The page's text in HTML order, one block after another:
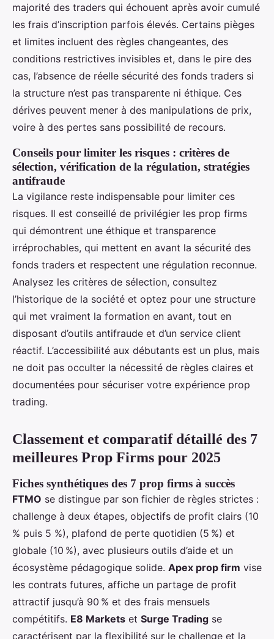
majorité des traders qui échouent après avoir cumulé
les frais d’inscription parfois élevés. Certains pièges
et limites incluent des règles changeantes, des
conditions restrictives invisibles et, dans le pire des
cas, l’absence de réelle sécurité des fonds traders si
la structure n’est pas transparente ni éthique. Ces
dérives peuvent mener à des manipulations de prix,
voire à des pertes sans possibilité de recours.
Conseils pour limiter les risques : critères de
sélection, vérification de la régulation, stratégies
antifraude
La vigilance reste indispensable pour limiter ces
risques. Il est conseillé de privilégier les prop firms
qui démontrent une éthique et transparence
irréprochables, qui mettent en avant la sécurité des
fonds traders et respectent une régulation reconnue.
Analysez les critères de sélection, consultez
l’historique de la société et optez pour une structure
qui met vraiment la formation en avant, tout en
disposant d’outils antifraude et d’un service client
réactif. L’accessibilité aux débutants est un plus, mais
ne doit pas occulter la nécessité de règles claires et
documentées pour sécuriser votre expérience prop
trading.
Classement et comparatif détaillé des 7
meilleures Prop Firms pour 2025
Fiches synthétiques des 7 prop firms à succès
FTMO se distingue par son fichier de règles strictes :
challenge à deux étapes, objectifs de profit clairs (10
% puis 5 %), plafond de perte quotidien (5 %) et
globale (10 %), avec plusieurs outils d’aide et un
écosystème pédagogique solide. Apex prop firm vise
les contrats futures, affiche un partage de profit
attractif jusqu’à 90 % et des frais mensuels
compétitifs. E8 Markets et Surge Trading se
caractérisent par la flexibilité sur le challenge et la